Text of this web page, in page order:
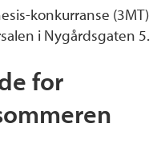
konkurranse (3MT)
i Nygårdsgaten 5.
for